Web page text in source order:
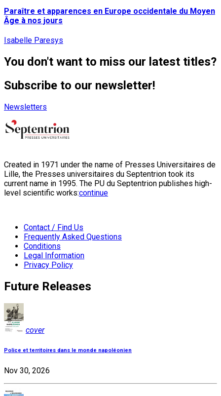
Paraître et apparences en Europe occidentale du Moyen
Âge à nos jours
Isabelle Paresys
You don't want to miss our latest titles?
Subscribe to our newsletter!
Newsletters
Created in 1971 under the name of Presses Universitaires de
Lille, the Presses universitaires du Septentrion took its
current name in 1995. The PU du Septentrion publishes high-
level scientific works:continue
Contact / Find Us
Frequently Asked Questions
Conditions
Legal Information
Privacy Policy
Future Releases
cover
Police et territoires dans le monde napoléonien
Nov 30, 2026